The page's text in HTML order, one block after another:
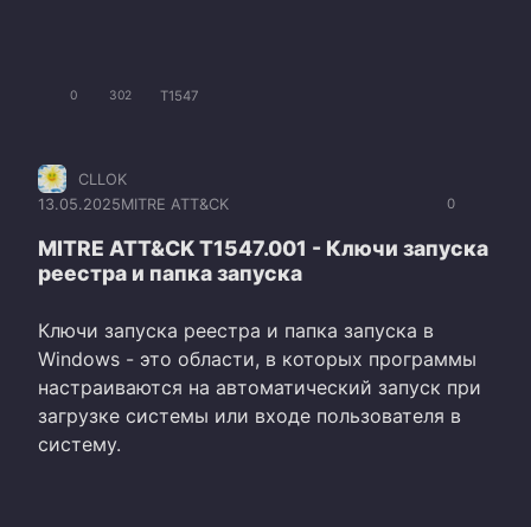
0 302 T1547
0
CLLOK
13.05.2025MITRE ATT&CK
MITRE ATT&CK T1547.001 - Ключи запуска
реестра и папка запуска
Ключи запуска реестра и папка запуска в
Windows - это области, в которых программы
настраиваются на автоматический запуск при
загрузке системы или входе пользователя в
систему.